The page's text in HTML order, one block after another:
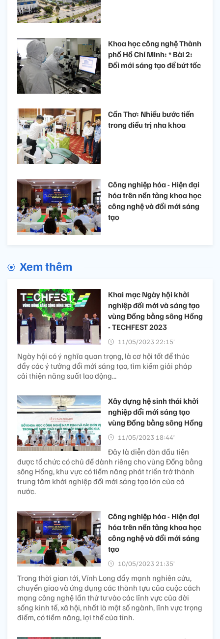
Khoa học công nghệ Thành
phố Hồ Chí Minh: * Bài 2:
Đổi mới sáng tạo để bứt tốc
Cần Thơ: Nhiều bước tiến
trong điều trị nha khoa
Công nghiệp hóa - Hiện đại
hóa trên nền tảng khoa học
công nghệ và đổi mới sáng
tạo
Xem thêm
Khai mạc Ngày hội khởi
nghiệp đổi mới và sáng tạo
vùng Đồng bằng sông Hồng
- TECHFEST 2023
11/05/2023 22:15’
Ngày hội có ý nghĩa quan trọng, là cơ hội tốt để thúc
đẩy các ý tưởng đổi mới sáng tạo, tìm kiếm giải pháp
cải thiện năng suất lao động...
Xây dựng hệ sinh thái khởi
nghiệp đổi mới sáng tạo
vùng Đồng bằng sông Hồng
11/05/2023 18:44’
Đây là diễn đàn đầu tiên
được tổ chức có chủ đề dành riêng cho vùng Đồng bằng
sông Hồng, khu vực có tiềm năng phát triển trở thành
trung tâm khởi nghiệp đổi mới sáng tạo lớn của cả
nước.
Công nghiệp hóa - Hiện đại
hóa trên nền tảng khoa học
công nghệ và đổi mới sáng
tạo
10/05/2023 21:35’
Trong thời gian tới, Vĩnh Long đẩy mạnh nghiên cứu,
chuyển giao và ứng dụng các thành tựu của cuộc cách
mạng công nghệ lần thứ tư vào các lĩnh vực của đời
sống kinh tế, xã hội, nhất là một số ngành, lĩnh vực trọng
điểm, có tiềm năng, lợi thế của tỉnh.